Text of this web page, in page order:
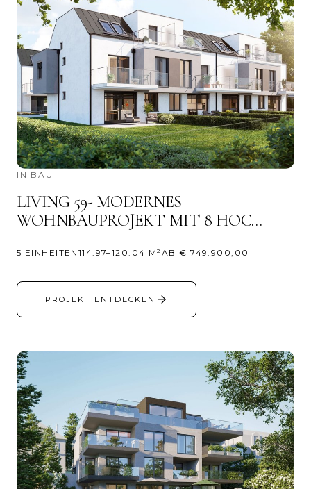
IN BAU
LIVING 59- MODERNES
WOHNBAUPROJEKT MIT 8 HOC…
5 EINHEITEN 114.97–120.04 M² AB € 749.900,00
PROJEKT ENTDECKEN